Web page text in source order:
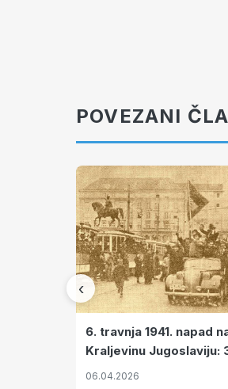
POVEZANI
‹
6. travnja 1941. napad
Kraljevinu Jugoslaviju:
nastale njenim
06.04.2026